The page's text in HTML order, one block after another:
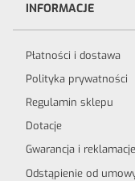
INFORMACJE
Płatności i dostawa
Polityka prywatności
Regulamin sklepu
Dotacje
Gwarancja i reklamacje
Odstąpienie od